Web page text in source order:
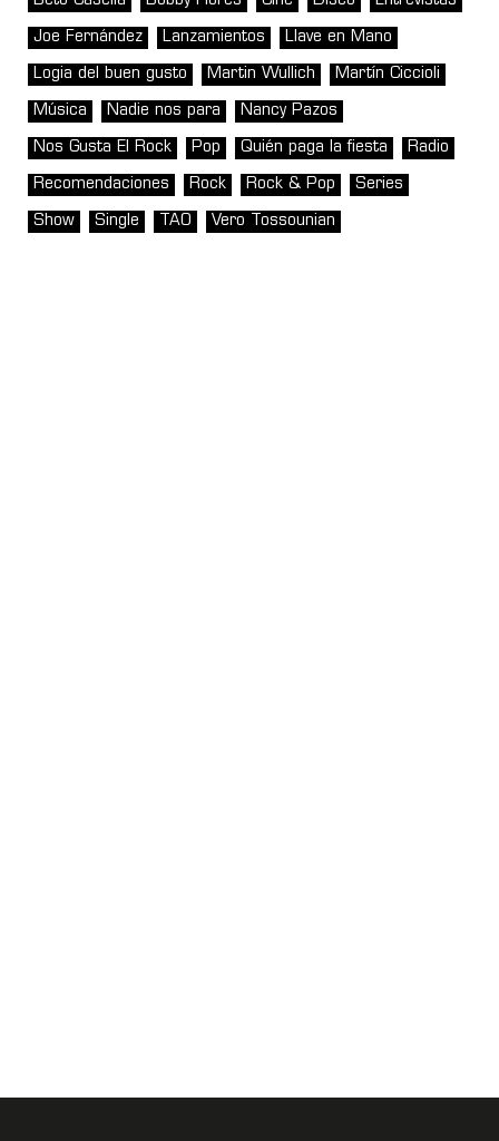
Joe Fernández Lanzamientos Llave en Mano
Logia del buen gusto Martin Wullich Martín Ciccioli
Música Nadie nos para Nancy Pazos
Nos Gusta El Rock Pop Quién paga la fiesta Radio
Recomendaciones Rock Rock & Pop Series
Show Single TAO Vero Tossounian